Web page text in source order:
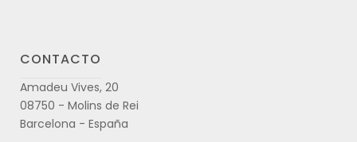
CONTACTO
Amadeu Vives, 20
08750 - Molins de Rei
Barcelona - España